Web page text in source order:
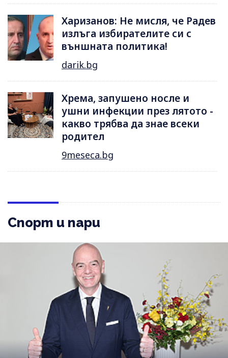
Харизанов: Не мисля, че Радев
излъга избирателите си с
външната политика!
darik.bg
Хрема, запушено носле и
ушни инфекции през лятотo -
какво трябва да знае всеки
родител
9meseca.bg
Спорт и пари